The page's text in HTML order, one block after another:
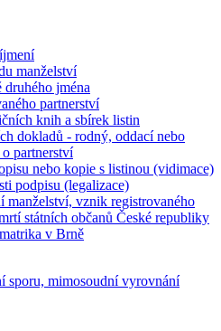
manželství
druhého jména
partnerství
knih a sbírek listin
dokladů - rodný, oddací nebo
partnerství
nebo kopie s listinou (vidimace)
podpisu (legalizace)
manželství, vznik registrovaného
státních občanů České republiky
v Brně
sporu, mimosoudní vyrovnání